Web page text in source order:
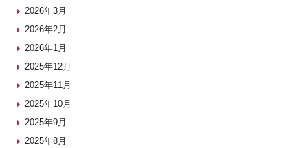
2026年3月
2026年2月
2026年1月
2025年12月
2025年11月
2025年10月
2025年9月
2025年8月